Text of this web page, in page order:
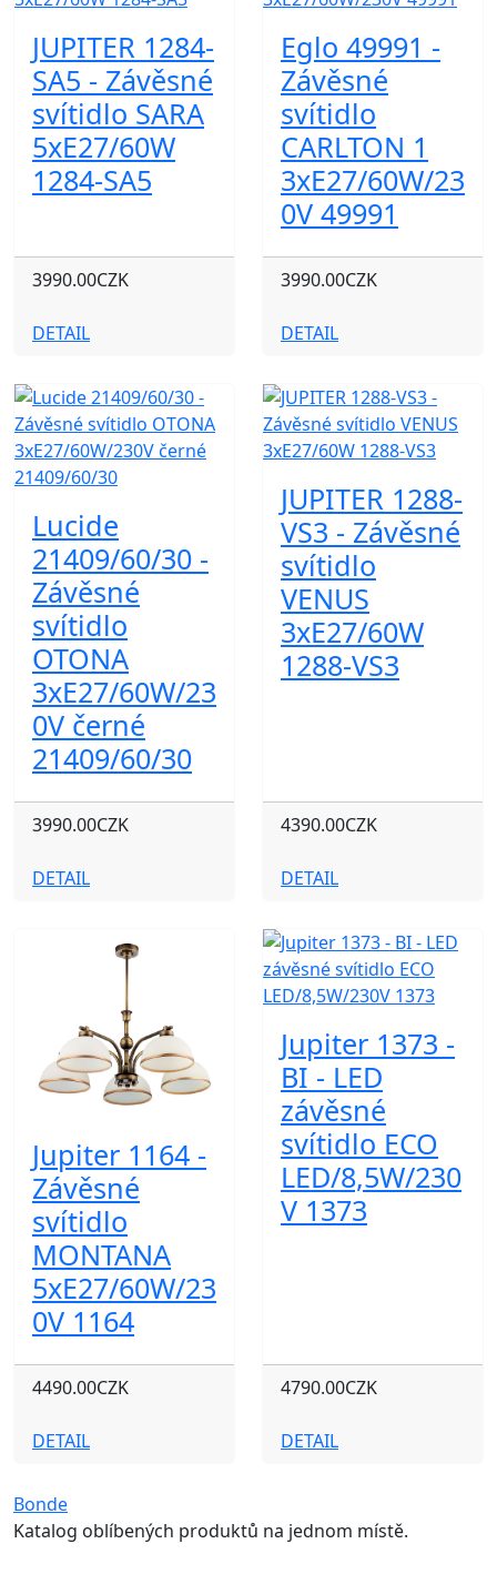
JUPITER 1284-
SA5 - Závěsné
svítidlo SARA
5xE27/60W
1284-SA5
3990.00CZK
DETAIL
Eglo 49991 -
Závěsné
svítidlo
CARLTON 1
3xE27/60W/23
0V 49991
3990.00CZK
DETAIL
Lucide
21409/60/30 -
Závěsné
svítidlo
OTONA
3xE27/60W/23
0V černé
21409/60/30
3990.00CZK
DETAIL
JUPITER 1288-
VS3 - Závěsné
svítidlo
VENUS
3xE27/60W
1288-VS3
4390.00CZK
DETAIL
Jupiter 1164 -
Závěsné
svítidlo
MONTANA
5xE27/60W/23
0V 1164
4490.00CZK
DETAIL
Jupiter 1373 -
BI - LED
závěsné
svítidlo ECO
LED/8,5W/230
V 1373
4790.00CZK
DETAIL
Bonde
Katalog oblíbených produktů na jednom místě.